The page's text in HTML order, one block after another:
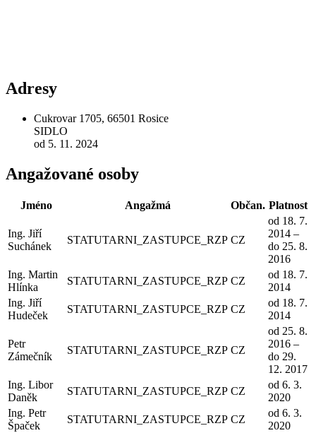
Adresy
Cukrovar 1705, 66501 Rosice
SIDLO
od 5. 11. 2024
Angažované osoby
Jméno Angažmá Občan. Platnost
Ing. Jiří
Suchánek
STATUTARNI_ZASTUPCE_RZP CZ
od 18. 7.
2014 –
do 25. 8.
2016
Ing. Martin
Hlínka
STATUTARNI_ZASTUPCE_RZP CZ
od 18. 7.
2014
Ing. Jiří
Hudeček
STATUTARNI_ZASTUPCE_RZP CZ
od 18. 7.
2014
Petr
Zámečník
STATUTARNI_ZASTUPCE_RZP CZ
od 25. 8.
2016 –
do 29.
12. 2017
Ing. Libor
Daněk
STATUTARNI_ZASTUPCE_RZP CZ
od 6. 3.
2020
Ing. Petr
Špaček
STATUTARNI_ZASTUPCE_RZP CZ
od 6. 3.
2020